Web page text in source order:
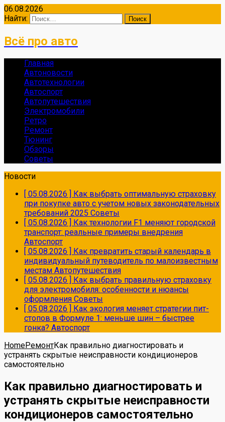
06.08.2026
Найти:
Всё про авто
Главная
Автоновости
Автотехнологии
Автоспорт
Автопутешествия
Электромобили
Ретро
Ремонт
Тюнинг
Обзоры
Советы
Новости
[ 05.08.2026 ] Как выбрать оптимальную страховку
при покупке авто с учетом новых законодательных
требований 2025 Советы
[ 05.08.2026 ] Как технологии F1 меняют городской
транспорт: реальные примеры внедрения
Автоспорт
[ 05.08.2026 ] Как превратить старый календарь в
индивидуальный путеводитель по малоизвестным
местам Автопутешествия
[ 05.08.2026 ] Как выбрать правильную страховку
для электромобиля: особенности и нюансы
оформления Советы
[ 05.08.2026 ] Как экология меняет стратегии пит-
стопов в Формуле 1: меньше шин – быстрее
гонка? Автоспорт
HomeРемонтКак правильно диагностировать и
устранять скрытые неисправности кондиционеров
самостоятельно
Как правильно диагностировать и
устранять скрытые неисправности
кондиционеров самостоятельно